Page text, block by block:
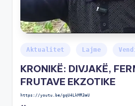
Aktualitet Lajme
KRONIKË: DIVJAKË,
FRUTAVE EKZOTIKE
https://youtu.be/gqU4LkMR3aU